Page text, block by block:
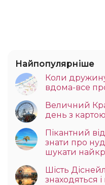
Найпопулярніше
Коли
вдома-все
Величний
день з картою
Пікантний
знати про
шукати
Шість
знаходяться